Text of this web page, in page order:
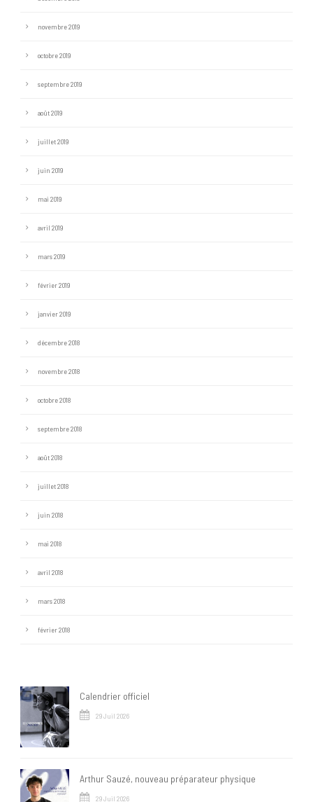
novembre 2019
octobre 2019
septembre 2019
août 2019
juillet 2019
juin 2019
mai 2019
avril 2019
mars 2019
février 2019
janvier 2019
décembre 2018
novembre 2018
octobre 2018
septembre 2018
août 2018
juillet 2018
juin 2018
mai 2018
avril 2018
mars 2018
février 2018
Calendrier officiel
29 Juil 2026
Arthur Sauzé, nouveau préparateur physique
29 Juil 2026